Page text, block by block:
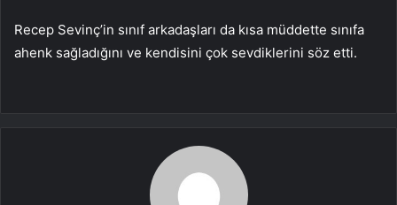
Recep Sevinç’in sınıf arkadaşları da kısa müddette sınıfa
ahenk sağladığını ve kendisini çok sevdiklerini söz etti.